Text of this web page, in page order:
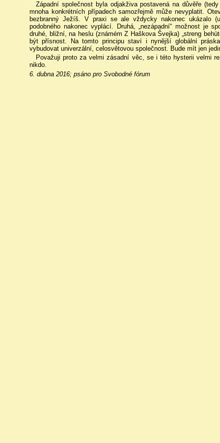
Západní společnost byla odjakživa postavená na důvěře
mnoha konkrétních případech samozřejmě může nevyplatit.
bezbranný Ježíš. V praxi se ale vždycky nakonec ukázalo
podobného nakonec vyplácí. Druhá, „nezápadní“ možnost je
druhé, bližní, na heslu (známém Z Haškova Švejka) „streng
být přísnost. Na tomto principu staví i nynější globální
vybudovat univerzální, celosvětovou společnost. Bude mít jen
Považuji proto za velmi zásadní věc, se i této hysterii velmi
nikdo.
6. dubna 2016; psáno pro Svobodné fórum